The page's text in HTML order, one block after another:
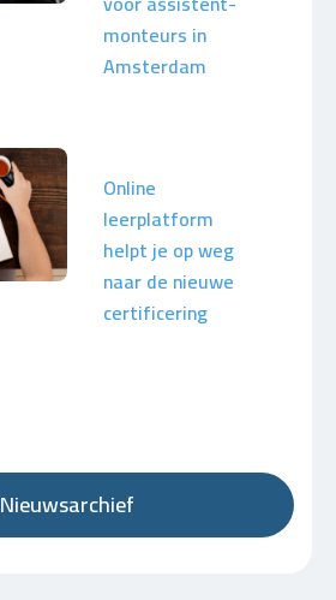
monteurs in
Amsterdam
Online
leerplatform
helpt je op weg
naar de nieuwe
certificering
Nieuwsarchief